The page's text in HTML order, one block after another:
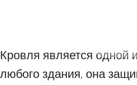
Кровля является одной
любого здания, она